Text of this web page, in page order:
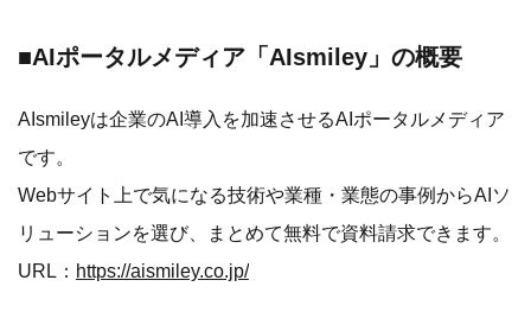
■AIポータルメディア「AIsmiley」の概要
AIsmileyは企業のAI導入を加速させるAIポータルメディア
です。
Webサイト上で気になる技術や業種・業態の事例からAIソ
リューションを選び、まとめて無料で資料請求できます。
URL： https://aismiley.co.jp/